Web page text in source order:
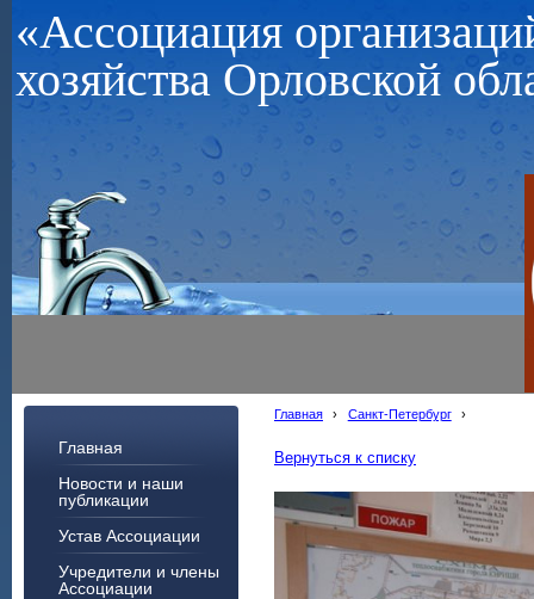
«Ассоциация
хозяйства Орловской
Главная
Новости и наши
публикации
Устав Ассоциации
Учредители и члены
Ассоциации
Главная › Санкт-Петербург ›
Вернуться к списку